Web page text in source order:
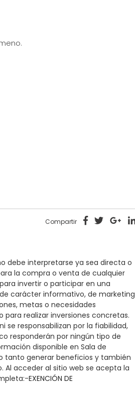
Compartir
debe interpretarse ya sea directa o
la compra o venta de cualquier
invertir o participar en una
carácter informativo, de marketing
metas o necesidades
para realizar inversiones concretas.
se responsabilizan por la fiabilidad,
responderán por ningún tipo de
disponible en Sala de
tanto generar beneficios y también
acceder al sitio web se acepta la
EXENCIÓN DE